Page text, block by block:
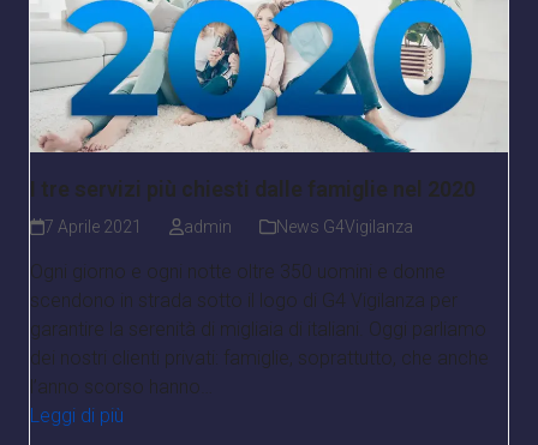
I tre servizi più chiesti dalle famiglie nel 2020
7 Aprile 2021 admin News G4Vigilanza
Ogni giorno e ogni notte oltre 350 uomini e donne
scendono in strada sotto il logo di G4 Vigilanza per
garantire la serenità di migliaia di italiani. Oggi parliamo
dei nostri clienti privati: famiglie, soprattutto, che anche
l’anno scorso hanno…
Leggi di più